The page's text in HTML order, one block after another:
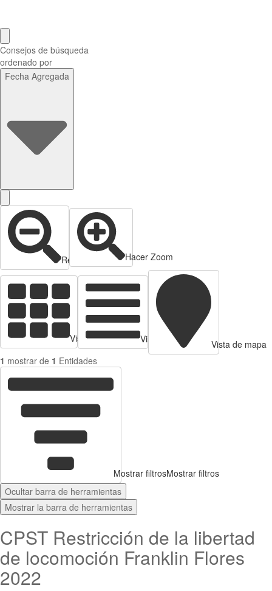
Consejos de búsqueda
ordenado por
Fecha Agregada
Reducir zoom Hacer Zoom
Vista de tarjetas Vista de Tabla
Vista de mapa
1 mostrar de 1 Entidades
Mostrar filtrosMostrar filtros
Ocultar barra de herramientas
Mostrar la barra de herramientas
CPST Restricción de la libertad
de locomoción Franklin Flores
2022